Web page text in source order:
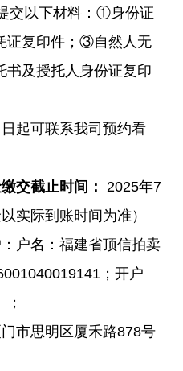
交以下材料：①身份证
证复印件；③自然人无
书及授托人身份证复印
日起可联系我司预约看
交截止时间：
2025年7
实际到账时间为准）
：户名：福建省顶信拍卖
；开户
门市思明区厦禾路878号